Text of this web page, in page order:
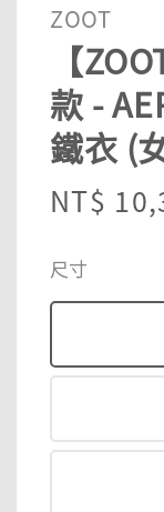
ZOOT
【
款 -
鐵衣 (
Sale
NT$
尺寸